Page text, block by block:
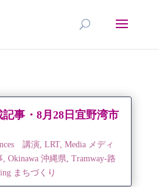
事・8月28日宜野湾市
講演, LRT, Media メディ
, Okinawa 沖縄県, Tramway-路
まちづくり